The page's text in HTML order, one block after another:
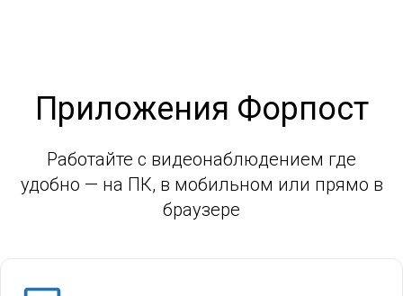
Приложения Форпост
Работайте с видеонаблюдением где
удобно — на ПК, в мобильном или прямо в
браузере